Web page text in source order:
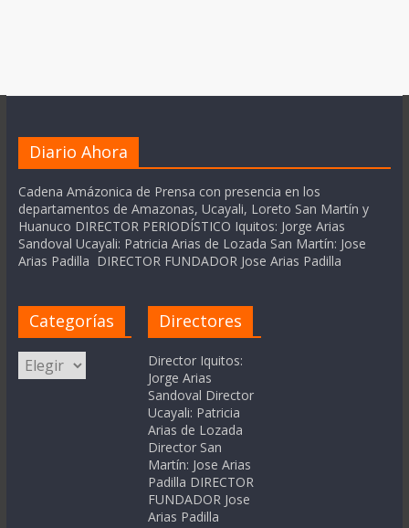
Diario Ahora
Cadena Amázonica de Prensa con presencia en los
departamentos de Amazonas, Ucayali, Loreto San Martín y
Huanuco DIRECTOR PERIODÍSTICO Iquitos: Jorge Arias
Sandoval Ucayali: Patricia Arias de Lozada San Martín: Jose
Arias Padilla DIRECTOR FUNDADOR Jose Arias Padilla
Categorías
Categorías
Directores
Director Iquitos:
Jorge Arias
Sandoval Director
Ucayali: Patricia
Arias de Lozada
Director San
Martín: Jose Arias
Padilla DIRECTOR
FUNDADOR Jose
Arias Padilla